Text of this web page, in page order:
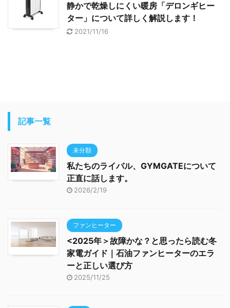
静かで乾燥しにくい暖房「デロンギヒー
ター」について詳しく解説します！
2021/11/16
記事一覧
未分類
私たちのライバル、GYMGATEについて
正直に話します。
2026/2/19
ファンヒーター
<2025年＞故障かな？と思ったら読む冬
家電ガイド｜石油ファンヒーターのエラ
ーと正しい選び方
2025/11/25